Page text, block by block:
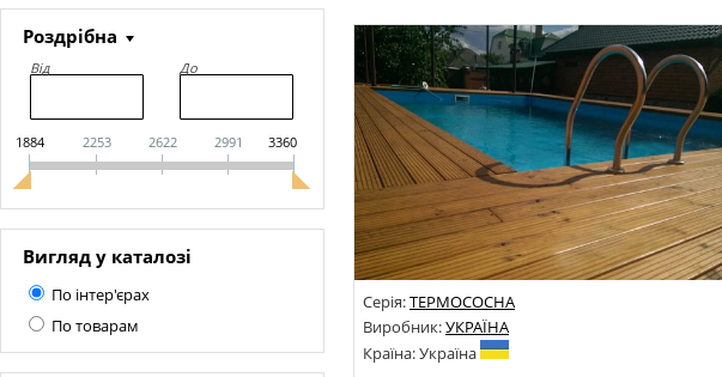
Роздрібна
Від До
1884 2253 2622 2991 3360
Вигляд у каталозі
По інтер'єрах
По товарам
Серія:ТЕРМОСОСНА
Виробник:УКРАЇНА
Країна: Україна